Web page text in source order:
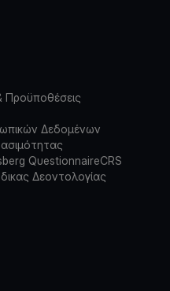
Προϋποθέσεις
Δεδομένων
QuestionnaireCRS
Δεοντολογίας